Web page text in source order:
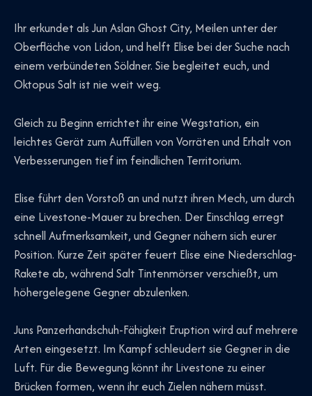
Ihr erkundet als Jun Aslan Ghost City, Meilen unter der
Oberfläche von Lidon, und helft Elise bei der Suche nach
einem verbündeten Söldner. Sie begleitet euch, und
Oktopus Salt ist nie weit weg.
Gleich zu Beginn errichtet ihr eine Wegstation, ein
leichtes Gerät zum Auffüllen von Vorräten und Erhalt von
Verbesserungen tief im feindlichen Territorium.
Elise führt den Vorstoß an und nutzt ihren Mech, um durch
eine Livestone-Mauer zu brechen. Der Einschlag erregt
schnell Aufmerksamkeit, und Gegner nähern sich eurer
Position. Kurze Zeit später feuert Elise eine Niederschlag-
Rakete ab, während Salt Tintenmörser verschießt, um
höhergelegene Gegner abzulenken.
Juns Panzerhandschuh-Fähigkeit Eruption wird auf mehrere
Arten eingesetzt. Im Kampf schleudert sie Gegner in die
Luft. Für die Bewegung könnt ihr Livestone zu einer
Brücken formen, wenn ihr euch Zielen nähern müsst.